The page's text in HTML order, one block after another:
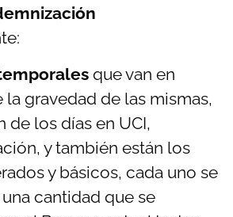
que van en
gravedad de las mismas,
los días en UCI,
y también están los
y básicos, cada uno se
cantidad que se